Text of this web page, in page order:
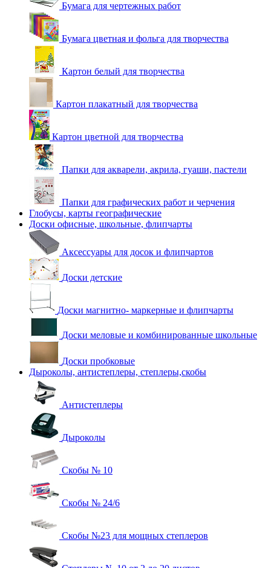
Бумага для чертежных работ
Бумага цветная и фольга для творчества
Картон белый для творчества
Картон плакатный для творчества
Картон цветной для творчества
Папки для акварели, акрила, гуаши, пастели
Папки для графических работ и черчения
Глобусы, карты географические
Доски офисные, школьные, флипчарты
Аксессуары для досок и флипчартов
Доски детские
Доски магнитно- маркерные и флипчарты
Доски меловые и комбинированные школьные
Доски пробковые
Дыроколы, антистеплеры, степлеры,скобы
Антистеплеры
Дыроколы
Скобы № 10
Скобы № 24/6
Скобы №23 для мощных степлеров